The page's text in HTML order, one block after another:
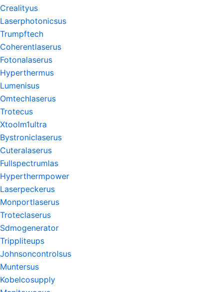
Crealityus
Laserphotonicsus
Trumpftech
Coherentlaserus
Fotonalaserus
Hyperthermus
Lumenisus
Omtechlaserus
Trotecus
Xtoolm1ultra
Bystroniclaserus
Cuteralaserus
Fullspectrumlas
Hyperthermpower
Laserpeckerus
Monportlaserus
Troteclaserus
Sdmogenerator
Trippliteups
Johnsoncontrolsus
Muntersus
Kobelcosupply